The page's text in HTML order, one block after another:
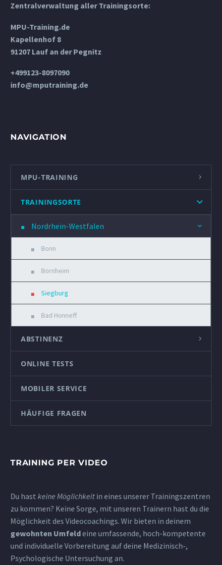
Zentralverwaltung aller Trainingsorte:
MPU-Training.de
Kapellenhof 8
91207 Lauf an der Pegnitz
+499123-8097090
info@mputraining.de
NAVIGATION
MPU-TRAINING
TRAININGSORTE
Nordrhein-Westfalen
Bonn
Bornheim
Siegburg
Bad Honneff
ABSTINENZ
ONLINE TESTS
MOBILER SERVICE
HÄUFIGE FRAGEN
TRAINING PER VIDEO
Du hast keine Möglichkeitin eines unserer Trainingszentren
zu kommen? Keine Sorge, mit unseren Trainern hast du die
Möglichkeit des Videocoachings. Wir bieten in deinem
gewohnten Umfeldeine umfassende, hoch-kompetente
und individuelle Vorbereitung auf deine Medizinisch-,
Psychologische Untersuchung an.